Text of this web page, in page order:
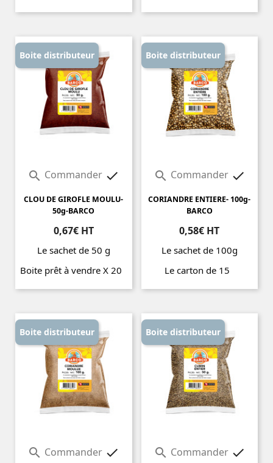
Prix
 Commander 
CLOU DE GIROFLE MOULU-
50g-BARCO
0,67€ HT
Le sachet de 50 g
Boite prêt à vendre X 20
Prix
Boite distributeur
 Commander 
CORIANDRE ENTIERE- 100g-
BARCO
0,58€ HT
Le sachet de 100g
Le carton de 15
Prix
Boite distributeur
 Commander 
Boite distributeur
 Commander 
Boite distributeur